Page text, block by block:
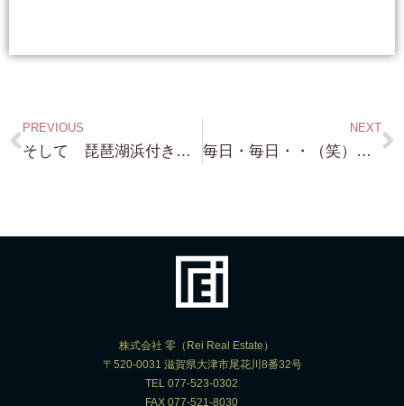
PREVIOUS
そして 琵琶湖浜付き 大津市八屋戸 ”蓬莱” 約372坪 道を一本挟んでいますが 広い琵琶湖砂浜付きです！
NEXT
毎日・毎日・・（笑）琵琶湖浜付き・琵琶湖砂浜に面してる土地 専門店（笑）みたいになってきましたね（笑）桟橋付き マリーナ運営許可付き物件もありますよ！
株式会社 零（Rei Real Estate）
〒520-0031 滋賀県大津市尾花川8番32号
TEL 077-523-0302
FAX 077-521-8030